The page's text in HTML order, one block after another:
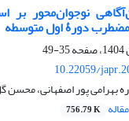
نوجوان‌محور بر
دورۀ اول متوسطه
35-49
10.22059/
بهرامی پور اصفهانی، محسن
756.79 K